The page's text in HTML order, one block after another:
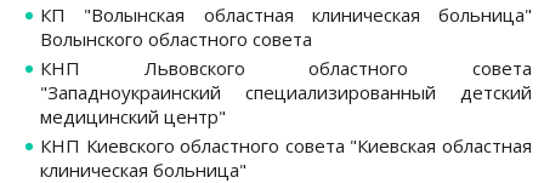
КП "Волынская областная клиническая больница"
Волынского областного совета
КНП Львовского областного совета
"Западноукраинский специализированный детский
медицинский центр"
КНП Киевского областного совета "Киевская областная
клиническая больница"